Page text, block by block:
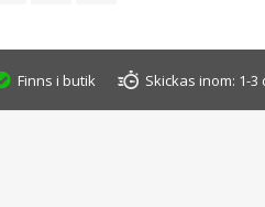
Finns i butik Skickas inom: 1-3